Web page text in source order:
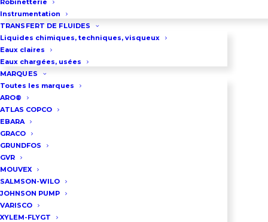
Robinetterie
Instrumentation
TRANSFERT DE FLUIDES
Liquides chimiques, techniques, visqueux
Eaux claires
Eaux chargées, usées
MARQUES
Toutes les marques
ARO®
ATLAS COPCO
EBARA
GRACO
GRUNDFOS
GVR
MOUVEX
SALMSON-WILO
JOHNSON PUMP
VARISCO
XYLEM-FLYGT
Démarrage électrique
Cet ensemble version TRAILER est
une version équipée d’un timon
tractable dans le cadre de
l’enceinte privée
litres fait partie intégrante du
gamme